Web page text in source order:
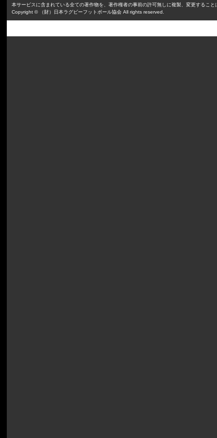
本サービスに含まれている全ての著作物を、著作権者の事前の許可無しに複製、変更すること
Copyright © （財）日本ラグビーフットボール協会 All rights reserved.